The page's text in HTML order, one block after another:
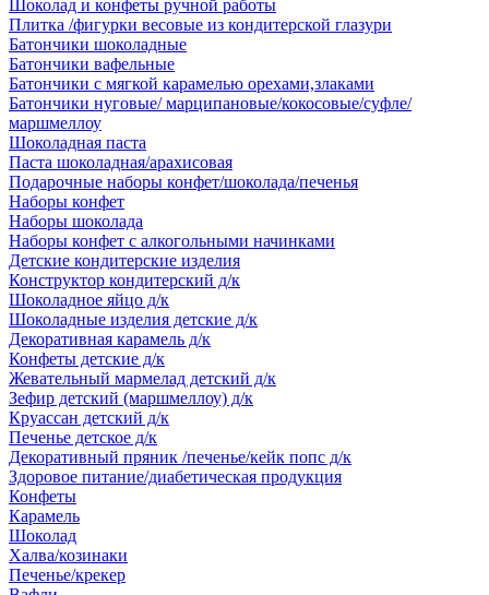
Шоколад и конфеты ручной работы
Плитка /фигурки весовые из кондитерской глазури
Батончики шоколадные
Батончики вафельные
Батончики с мягкой карамелью орехами,злаками
Батончики нуговые/ марципановые/кокосовые/суфле/
маршмеллоу
Шоколадная паста
Паста шоколадная/арахисовая
Подарочные наборы конфет/шоколада/печенья
Наборы конфет
Наборы шоколада
Наборы конфет с алкогольными начинками
Детские кондитерские изделия
Конструктор кондитерский д/к
Шоколадное яйцо д/к
Шоколадные изделия детские д/к
Декоративная карамель д/к
Конфеты детские д/к
Жевательный мармелад детский д/к
Зефир детский (маршмеллоу) д/к
Круассан детский д/к
Печенье детское д/к
Декоративный пряник /печенье/кейк попс д/к
Здоровое питание/диабетическая продукция
Конфеты
Карамель
Шоколад
Халва/козинаки
Печенье/крекер